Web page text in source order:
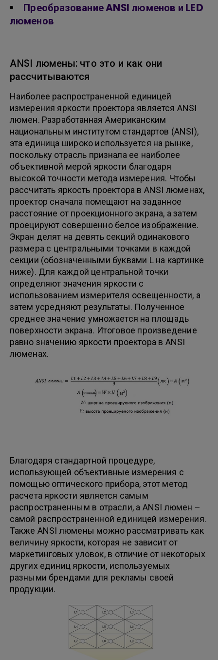
Преобразование ANSI люменов и LED
люменов
ANSI люмены: что это и как они
рассчитываются
Наиболее распространенной единицей
измерения яркости проектора является ANSI
люмен. Разработанная Американским
национальным институтом стандартов (ANSI),
эта единица широко используется на рынке,
поскольку отрасль признала ее наиболее
объективной мерой яркости благодаря
высокой точности метода измерения. Чтобы
рассчитать яркость проектора в ANSI люменах,
проектор сначала помещают на заданное
расстояние от проекционного экрана, а затем
проецируют совершенно белое изображение.
Экран делят на девять секций одинакового
размера с центральными точками в каждой
секции (обозначенными буквами L на картинке
ниже). Для каждой центральной точки
определяют значения яркости с
использованием измерителя освещенности, а
затем усредняют результаты. Полученное
среднее значение умножается на площадь
поверхности экрана. Итоговое произведение
равно значению яркости проектора в ANSI
люменах.
Благодаря стандартной процедуре,
использующей объективные измерения с
помощью оптического прибора, этот метод
расчета яркости является самым
распространенным в отрасли, а ANSI люмен –
самой распространенной единицей измерения.
Также ANSI люмены можно рассматривать как
величину яркости, которая не зависит от
маркетинговых уловок, в отличие от некоторых
других единиц яркости, используемых
разными брендами для рекламы своей
продукции.